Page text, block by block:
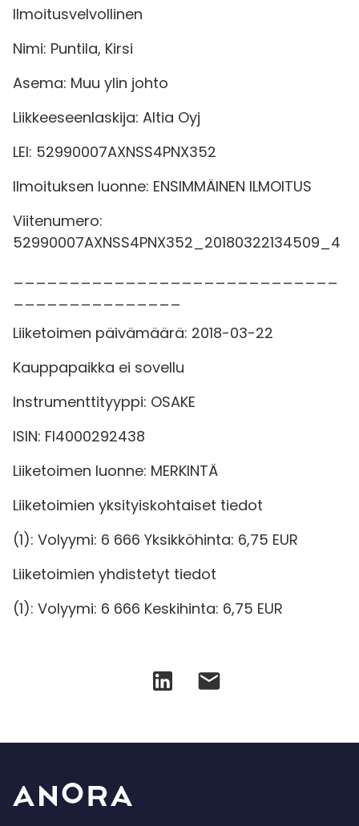
Ilmoitusvelvollinen
Nimi: Puntila, Kirsi
Asema: Muu ylin johto
Liikkeeseenlaskija: Altia Oyj
LEI: 52990007AXNSS4PNX352
Ilmoituksen luonne: ENSIMMÄINEN ILMOITUS
Viitenumero:
52990007AXNSS4PNX352_20180322134509_4
_____________________________
_______________
Liiketoimen päivämäärä: 2018-03-22
Kauppapaikka ei sovellu
Instrumenttityyppi: OSAKE
ISIN: FI4000292438
Liiketoimen luonne: MERKINTÄ
Liiketoimien yksityiskohtaiset tiedot
(1): Volyymi: 6 666 Yksikköhinta: 6,75 EUR
Liiketoimien yhdistetyt tiedot
(1): Volyymi: 6 666 Keskihinta: 6,75 EUR